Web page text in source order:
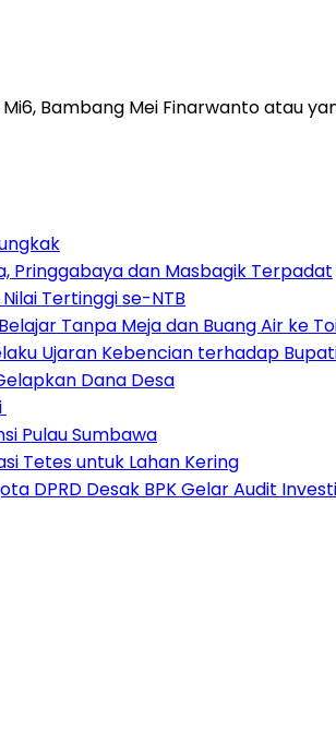
Mi6, Bambang Mei Finarwanto
Pringgabaya dan Masbagik Terpadat
Tertinggi se-NTB
Tanpa Meja dan Buang Air ke
Ujaran Kebencian terhadap
Dana Desa
Pulau Sumbawa
Tetes untuk Lahan Kering
DPRD Desak BPK Gelar Audit